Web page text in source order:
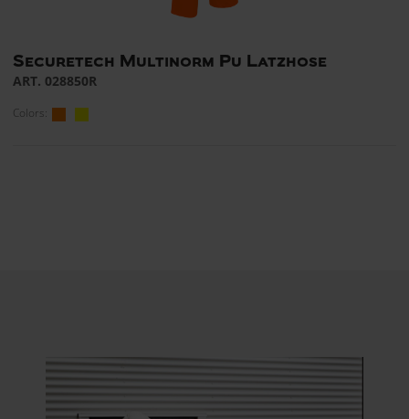
Securetech Multinorm Pu Latzhose
ART. 028850R
Colors: